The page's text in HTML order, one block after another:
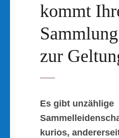
kommt
zur
Es gibt unzählige
kurios,